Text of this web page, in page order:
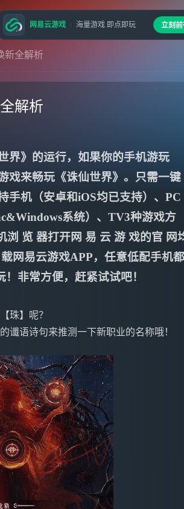
新全解析
解析
界》的运行，如果你的手机游玩
戏来畅玩《诛仙世界》。只需一键
手机（安卓和iOS均已支持）、PC
系统）、TV3种游戏方
览 器打开网 易 云 游 戏的官 网
网易云游戏APP，任意低配手机都
非常方便，赶紧试试吧！
珠】呢？
谶语诗句来推测一下新职业的名称哦！
网易云游戏 海量游戏 即点即玩 立刻前